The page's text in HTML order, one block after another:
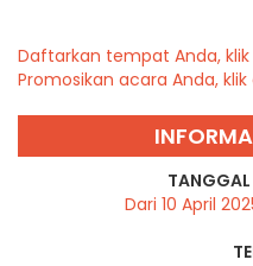
Daftarkan tempat Anda, klik
Promosikan acara Anda, klik
Dari 10 April